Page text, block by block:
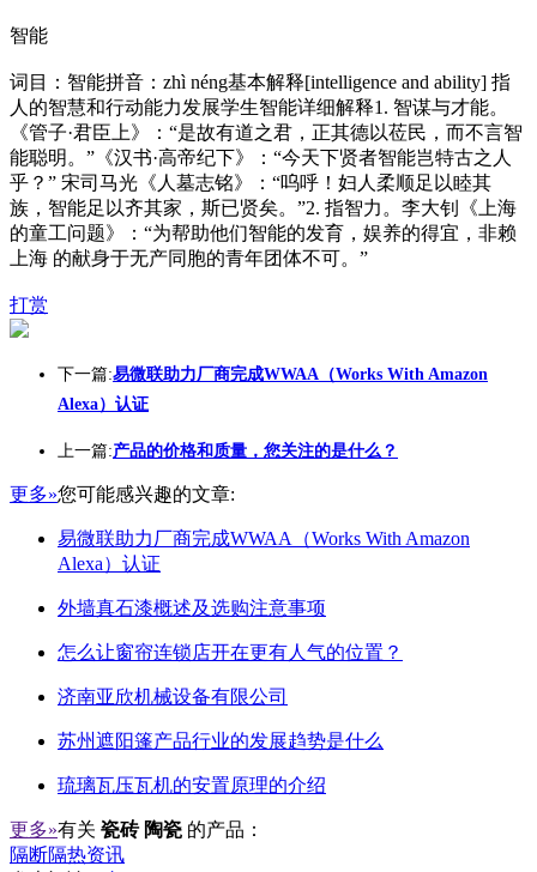
智能
词目：智能拼音：zhì néng基本解释[intelligence and ability] 指
人的智慧和行动能力发展学生智能详细解释1. 智谋与才能。
《管子·君臣上》：“是故有道之君，正其德以莅民，而不言智
能聪明。”《汉书·高帝纪下》：“今天下贤者智能岂特古之人
乎？” 宋司马光《人墓志铭》：“呜呼！妇人柔顺足以睦其
族，智能足以齐其家，斯已贤矣。”2. 指智力。李大钊《上海
的童工问题》：“为帮助他们智能的发育，娱养的得宜，非赖
上海 的献身于无产同胞的青年团体不可。”
打赏
下一篇:易微联助力厂商完成WWAA（Works With Amazon
Alexa）认证
上一篇:产品的价格和质量，您关注的是什么？
更多»您可能感兴趣的文章:
易微联助力厂商完成WWAA（Works With Amazon
Alexa）认证
外墙真石漆概述及选购注意事项
怎么让窗帘连锁店开在更有人气的位置？
济南亚欣机械设备有限公司
苏州遮阳篷产品行业的发展趋势是什么
琉璃瓦压瓦机的安置原理的介绍
更多»有关 瓷砖 陶瓷 的产品：
隔断隔热资讯